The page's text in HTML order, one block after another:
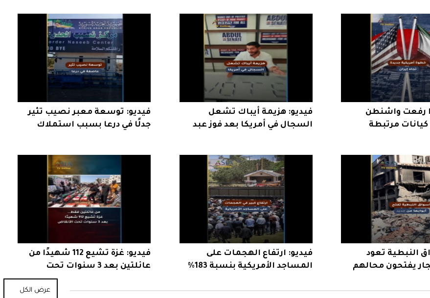
رفعت واشنطن
مرتبطة
فيديو: هزيمة أيباك تشعل
السجال في أمريكا بعد فوز عبد
فيديو: توسعة معبر نصيب تثير
جدلًا في درعا بسبب استملاك
النبطية تعود
يفتحون محالهم
فيديو: ارتفاع الهجمات على
المساجد الأمريكية بنسبة 183%
فيديو: غزة تشيع 112 شهيدًا من
عائلتين بعد 3 سنوات تحت
عرض الكل